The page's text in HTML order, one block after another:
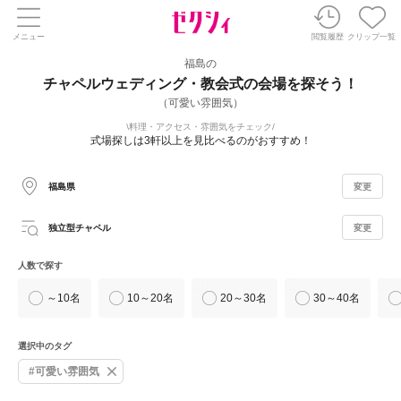
メニュー 閲覧履歴 クリップ一覧
福島の
チャペルウェディング・教会式の会場を探そう！
（可愛い雰囲気）
料理・アクセス・雰囲気をチェック
式場探しは3軒以上を見比べるのがおすすめ！
福島県 変更
独立型チャペル 変更
人数で探す
～10名 10～20名 20～30名 30～40名
選択中のタグ
#可愛い雰囲気